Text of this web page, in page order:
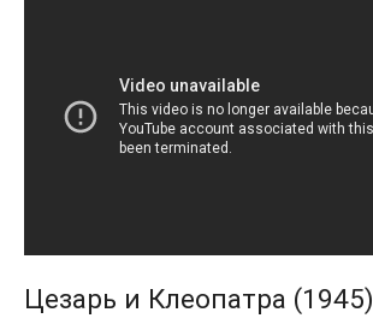
Цезарь и Клеопатра (1945)